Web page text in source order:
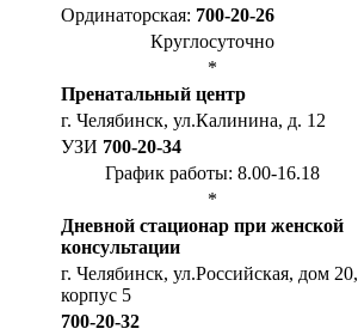
Ординаторская: 700-20-26
Круглосуточно
*
Пренатальный центр
г. Челябинск, ул.Калинина, д. 12
УЗИ 700-20-34
График работы: 8.00-16.18
*
Дневной стационар при женской
консультации
г. Челябинск, ул.Российская, дом 20,
корпус 5
700-20-32